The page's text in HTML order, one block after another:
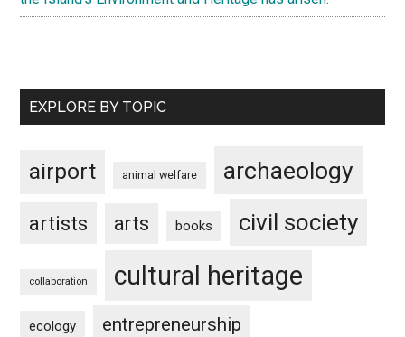
EXPLORE BY TOPIC
airport animal welfare archaeology
artists arts books civil society
collaboration cultural heritage
ecology entrepreneurship